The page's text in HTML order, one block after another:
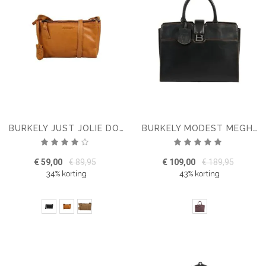
BURKELY JUST JOLIE DOUBLE ZIP CROSSBODY BAG
Waardering:
€ 59,00 € 89,95
34% korting
BURKELY MODEST MEGHAN WORKBAG 14''
Waardering:
€ 109,00 € 189,95
43% korting